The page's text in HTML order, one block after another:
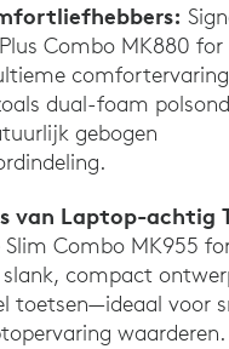
Combo MK880 for
dual-foam
gebogen
van Laptop-achtig
Combo MK955
slank, compact
toetsen—ideaal voor
waarderen.